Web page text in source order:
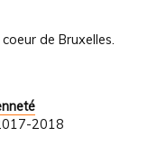
de Bruxelles.
2018